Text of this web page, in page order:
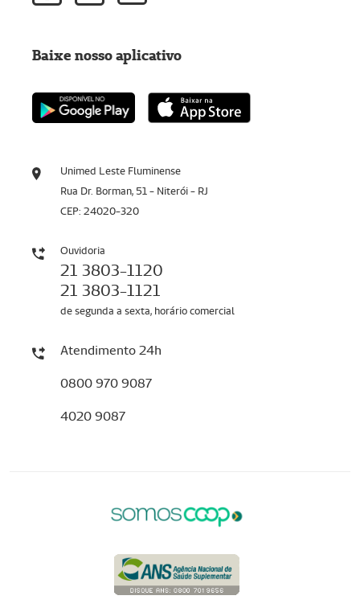
Unimed Leste Fluminense
Rua Dr. Borman, 51 - Niterói - RJ
CEP: 24020-320
Ouvidoria
21 3803-1120
21 3803-1121
de segunda a sexta, horário comercial
Atendimento 24h
0800 970 9087
4020 9087
Baixe nosso aplicativo